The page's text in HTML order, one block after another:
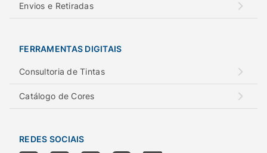
Envios e Retiradas
FERRAMENTAS DIGITAIS
Consultoria de Tintas
Catálogo de Cores
REDES SOCIAIS